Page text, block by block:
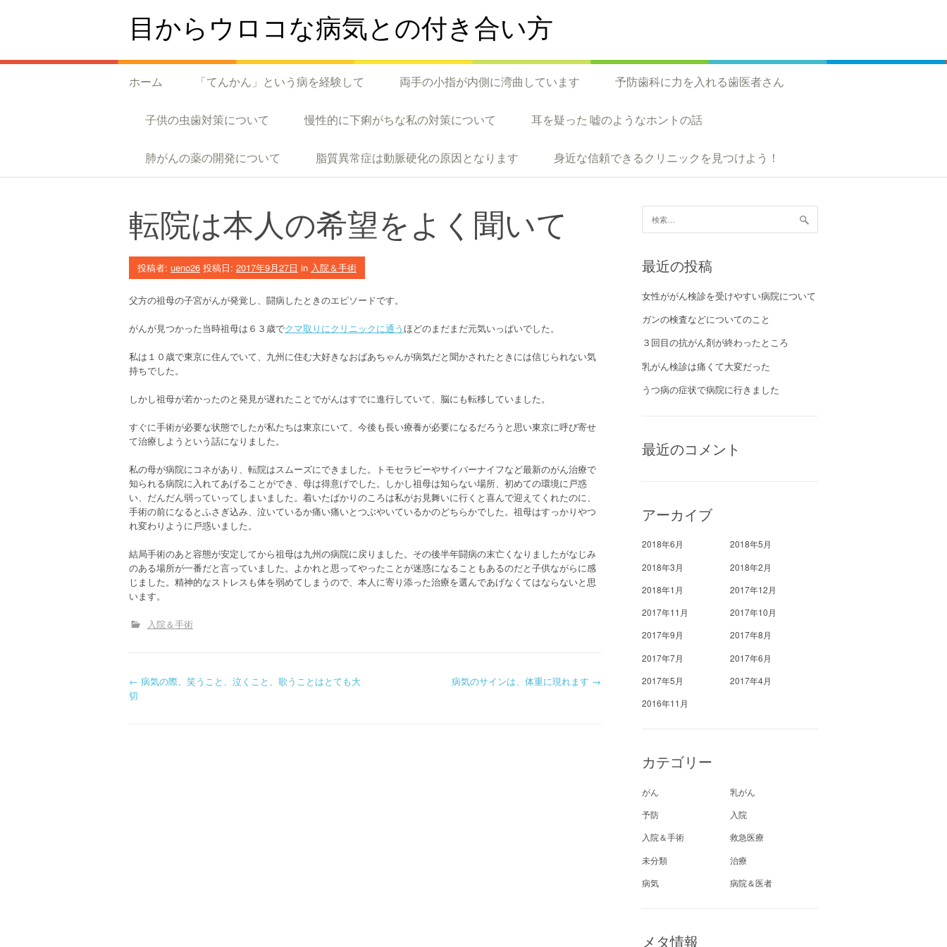
目からウロコな病気との付き合い方
ホーム 「てんかん」という病を経験して 両手の小指が内側に湾曲しています 予防歯科に力を入れる歯医者さん
子供の虫歯対策について 慢性的に下痢がちな私の対策について 耳を疑った 嘘のようなホントの話
肺がんの薬の開発について 脂質異常症は動脈硬化の原因となります 身近な信頼できるクリニックを見つけよう！
転院は本人の希望をよく聞いて
投稿者: ueno26 投稿日: 2017年9月27日 in 入院＆手術
父方の祖母の子宮がんが発覚し、闘病したときのエピソードです。
がんが見つかった当時祖母は６３歳でクマ取りにクリニックに通うほどのまだまだ元気いっぱいでした。
私は１０歳で東京に住んでいて、九州に住む大好きなおばあちゃんが病気だと聞かされたときには信じられない気
持ちでした。
しかし祖母が若かったのと発見が遅れたことでがんはすでに進行していて、脳にも転移していました。
すぐに手術が必要な状態でしたが私たちは東京にいて、今後も長い療養が必要になるだろうと思い東京に呼び寄せ
て治療しようという話になりました。
私の母が病院にコネがあり、転院はスムーズにできました。トモセラピーやサイバーナイフなど最新のがん治療で
知られる病院に入れてあげることができ、母は得意げでした。しかし祖母は知らない場所、初めての環境に戸惑
い、だんだん弱っていってしまいました。着いたばかりのころは私がお見舞いに行くと喜んで迎えてくれたのに、
手術の前になるとふさぎ込み、泣いているか痛い痛いとつぶやいているかのどちらかでした。祖母はすっかりやつ
れ変わりように戸惑いました。
結局手術のあと容態が安定してから祖母は九州の病院に戻りました。その後半年闘病の末亡くなりましたがなじみ
のある場所が一番だと言っていました。よかれと思ってやったことが迷惑になることもあるのだと子供ながらに感
じました。精神的なストレスも体を弱めてしまうので、本人に寄り添った治療を選んであげなくてはならないと思
います。
入院＆手術
投稿ナビゲーション
← 病気の際、笑うこと、泣くこと、歌うことはとても大
切
病気のサインは、体重に現れます →
最近の投稿
女性ががん検診を受けやすい病院について
ガンの検査などについてのこと
３回目の抗がん剤が終わったところ
乳がん検診は痛くて大変だった
うつ病の症状で病院に行きました
最近のコメント
アーカイブ
2018年6月
2018年5月
2018年3月
2018年2月
2018年1月
2017年12月
2017年11月
2017年10月
2017年9月
2017年8月
2017年7月
2017年6月
2017年5月
2017年4月
2016年11月
カテゴリー
がん
乳がん
予防
入院
入院＆手術
救急医療
未分類
治療
病気
病院＆医者
メタ情報